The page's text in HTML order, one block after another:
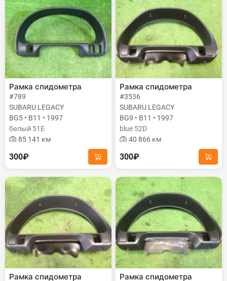
Рамка спидометра
#789
SUBARU LEGACY
BG5 • B11 • 1997
белый 51E
85 141 км
300₽
Рамка спидометра
#3536
SUBARU LEGACY
BG9 • B11 • 1997
blue 52D
40 866 км
300₽
Рамка спидометра Рамка спидометра